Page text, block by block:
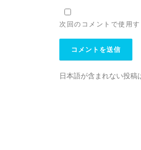
次回のコメントで使用
日本語が含まれない投稿